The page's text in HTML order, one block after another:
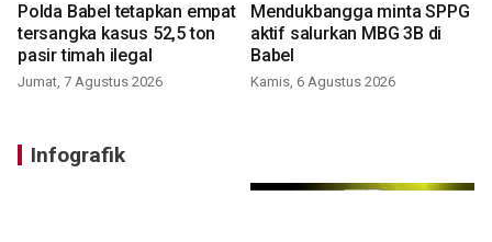
Polda Babel tetapkan empat
tersangka kasus 52,5 ton
pasir timah ilegal
Jumat, 7 Agustus 2026
Mendukbangga minta SPPG
aktif salurkan MBG 3B di
Babel
Kamis, 6 Agustus 2026
Infografik